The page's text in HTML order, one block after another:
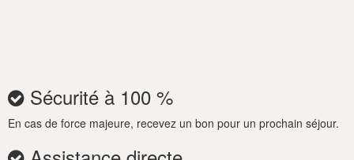
vacances en famille.
Notre service familial et nos soins personnels sur place
Sécurité à 100 %
En cas de force majeure, recevez un bon pour un prochain séjour.